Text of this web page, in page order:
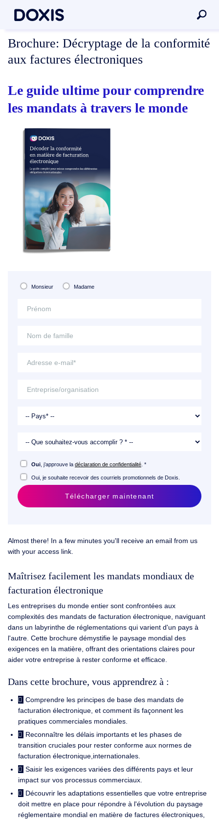
Brochure: Décryptage de la conformité
aux factures électroniques
Le guide ultime pour comprendre
les mandats à travers le monde
Monsieur Madame
Oui , j’approuve la déclaration de confidentialité . *
Oui, je souhaite recevoir des courriels promotionnels de Doxis.
Télécharger maintenant
Almost there! In a few minutes you'll receive an email from us
with your access link.
Maîtrisez facilement les mandats mondiaux de
facturation électronique
Les entreprises du monde entier sont confrontées aux
complexités des mandats de facturation électronique, naviguant
dans un labyrinthe de réglementations qui varient d'un pays à
l'autre. Cette brochure démystifie le paysage mondial des
exigences en la matière, offrant des orientations claires pour
aider votre entreprise à rester conforme et efficace.
Dans cette brochure, vous apprendrez à :
Comprendre les principes de base des mandats de
facturation électronique, et comment ils façonnent les
pratiques commerciales mondiales.
Reconnaître les délais importants et les phases de
transition cruciales pour rester conforme aux normes de
facturation électronique,internationales.
Saisir les exigences variées des différents pays et leur
impact sur vos processus commerciaux.
Découvrir les adaptations essentielles que votre entreprise
doit mettre en place pour répondre à l'évolution du paysage
réglementaire mondial en matière de factures électroniques,